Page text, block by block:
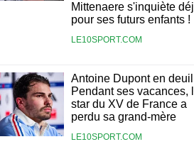
Mittenaere s'inquiète
pour ses futurs enfants !
LE10SPORT.COM
Antoine Dupont en deuil
Pendant ses vacances,
star du XV de France a
perdu sa grand-mère
LE10SPORT.COM